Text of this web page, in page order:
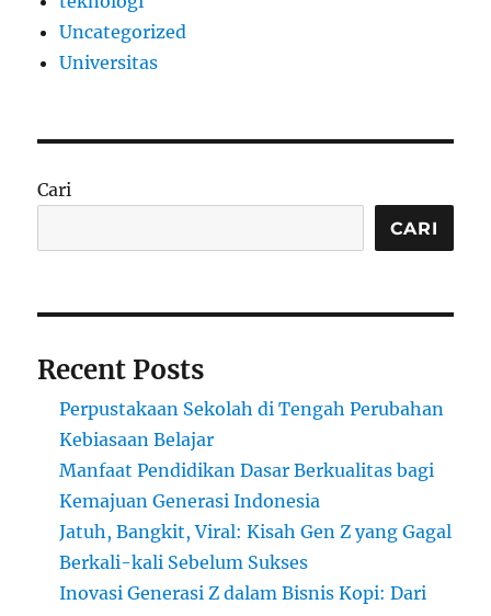
Uncategorized
Universitas
Cari
CARI
Recent Posts
Perpustakaan Sekolah di Tengah Perubahan
Kebiasaan Belajar
Manfaat Pendidikan Dasar Berkualitas bagi
Kemajuan Generasi Indonesia
Jatuh, Bangkit, Viral: Kisah Gen Z yang Gagal
Berkali-kali Sebelum Sukses
Inovasi Generasi Z dalam Bisnis Kopi: Dari